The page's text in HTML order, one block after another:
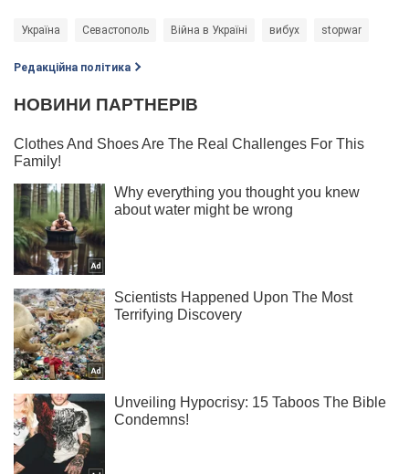
Україна Севастополь Війна в Україні вибух stopwar
Редакційна політика